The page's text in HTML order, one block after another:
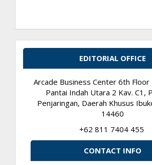
EDITORIAL OFFICE
Arcade Business Center 6th Floor
Pantai Indah Utara 2 Kav. C1,
Penjaringan, Daerah Khusus
14460
+62 811 7404 455
CONTACT INFO